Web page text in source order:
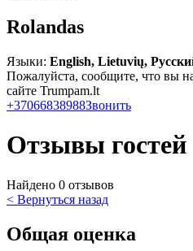
Rolandas
Языки: English, Lietuvių,
Пожалуйста, сообщите, что вы
сайте Trumpam.lt
+37066838988Звонить
Отзывы гостей
Найдено 0 отзывов
< Вернуться назад
Общая оценка